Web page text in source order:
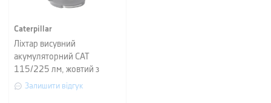
Caterpillar
Ліхтар висувний
акумуляторний CAT
115/225 лм, жовтий з
чорним
Залишити відгук